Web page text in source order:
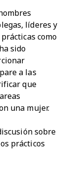
líderes y
como
sido
a las
que
una mujer.
sobre
prácticos